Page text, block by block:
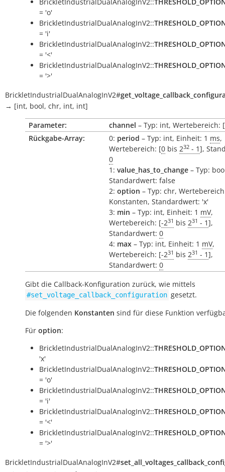
= 'o'
BrickletIndustrialDualAnalogInV2::
= 'i'
BrickletIndustrialDualAnalogInV2::
= '<'
BrickletIndustrialDualAnalogInV2::
= '>'
BrickletIndustrialDualAnalogInV2#
→ [int, bool, chr, int, int]
Parameter:
channel – Typ: int, Wertebereich:
Rückgabe-Array:
0: period – Typ: int, Einheit: 1 ms,
Wertebereich: [0 bis 232 - 1],
0
1: value_has_to_change – Typ:
Standardwert: false
2: option – Typ: chr,
Konstanten, Standardwert: 'x'
3: min – Typ: int, Einheit: 1 mV,
Wertebereich: [-231 bis 231 - 1],
Standardwert: 0
4: max – Typ: int, Einheit: 1 mV,
Wertebereich: [-231 bis 231 - 1],
Standardwert: 0
Gibt die Callback-Konfiguration zurück, wie mittels
#set_voltage_callback_configuration gesetzt.
Die folgenden Konstanten sind für diese Funktion
Für option:
BrickletIndustrialDualAnalogInV2::
'x'
BrickletIndustrialDualAnalogInV2::
= 'o'
BrickletIndustrialDualAnalogInV2::
= 'i'
BrickletIndustrialDualAnalogInV2::
= '<'
BrickletIndustrialDualAnalogInV2::
= '>'
BrickletIndustrialDualAnalogInV2#